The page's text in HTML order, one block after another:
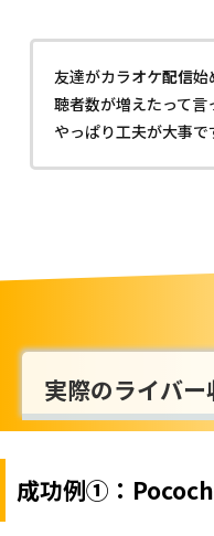
友達がカラオケ配信始
聴者数が増えたって言
やっぱり工夫が大事で
実際のライバ
成功例①：